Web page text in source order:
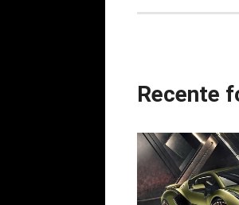
Recente